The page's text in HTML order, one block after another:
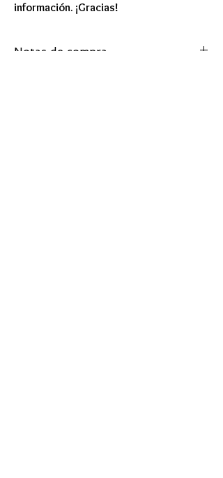
información. ¡Gracias!
Notas de compra